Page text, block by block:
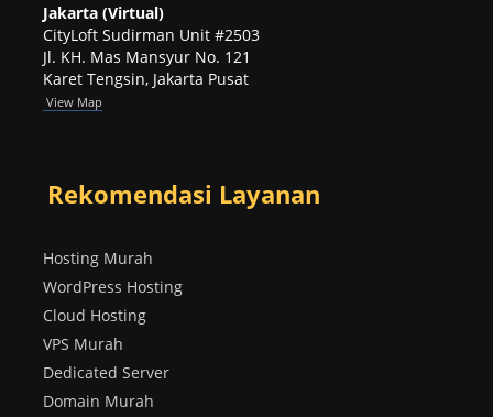
Jakarta (Virtual)
CityLoft Sudirman Unit #2503
Jl. KH. Mas Mansyur No. 121
Karet Tengsin, Jakarta Pusat
View Map
Rekomendasi Layanan
Hosting Murah
WordPress Hosting
Cloud Hosting
VPS Murah
Dedicated Server
Domain Murah